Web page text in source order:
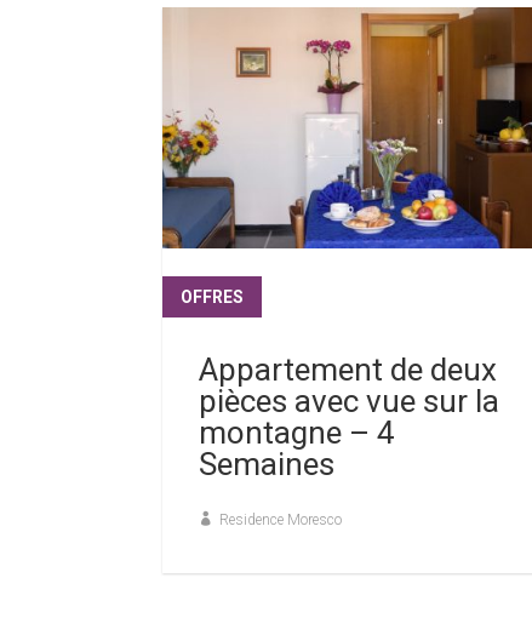
lire plus
Appartement de deux
pièces avec vue sur la
montagne – 4
Semaines
OFFRES
Residence Moresco